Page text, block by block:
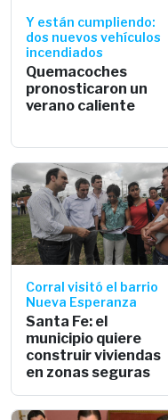
Y están cumpliendo:
dos nuevos vehículos
incendiados
Quemacoches
pronosticaron un
verano caliente
Corral visitó el barrio
Nueva Esperanza
Santa Fe: el
municipio quiere
construir viviendas
en zonas seguras